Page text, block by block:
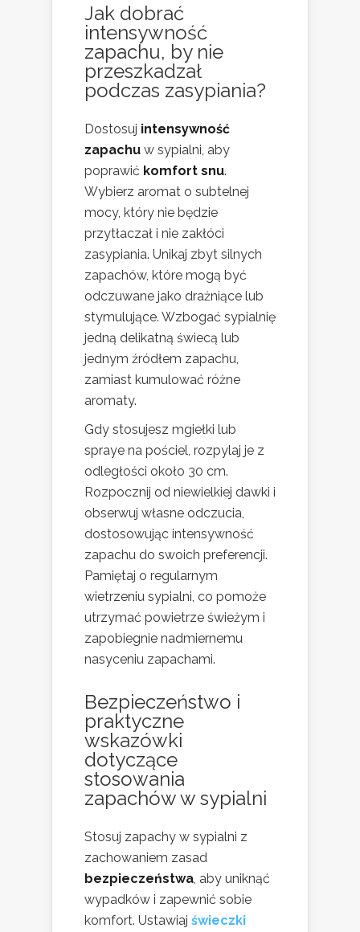
Jak dobrać
intensywność
zapachu, by nie
przeszkadzał
podczas zasypiania?
Dostosuj intensywność
zapachu w sypialni, aby
poprawić komfort snu.
Wybierz aromat o subtelnej
mocy, który nie będzie
przytłaczał i nie zakłóci
zasypiania. Unikaj zbyt silnych
zapachów, które mogą być
odczuwane jako drażniące lub
stymulujące. Wzbogać sypialnię
jedną delikatną świecą lub
jednym źródłem zapachu,
zamiast kumulować różne
aromaty.
Gdy stosujesz mgiełki lub
spraye na pościel, rozpylaj je z
odległości około 30 cm.
Rozpocznij od niewielkiej dawki i
obserwuj własne odczucia,
dostosowując intensywność
zapachu do swoich preferencji.
Pamiętaj o regularnym
wietrzeniu sypialni, co pomoże
utrzymać powietrze świeżym i
zapobiegnie nadmiernemu
nasyceniu zapachami.
Bezpieczeństwo i
praktyczne
wskazówki
dotyczące
stosowania
zapachów w sypialni
Stosuj zapachy w sypialni z
zachowaniem zasad
bezpieczeństwa, aby uniknąć
wypadków i zapewnić sobie
komfort. Ustawiaj świeczki